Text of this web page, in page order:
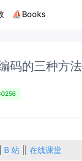
⛵Books
码的三种方法
B 站 ||在线课堂